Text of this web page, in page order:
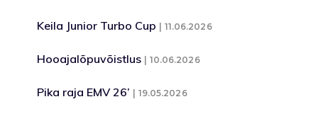
Keila Junior Turbo Cup 11.06.2026
Hooajalõpuvõistlus 10.06.2026
Pika raja EMV 26’ 19.05.2026